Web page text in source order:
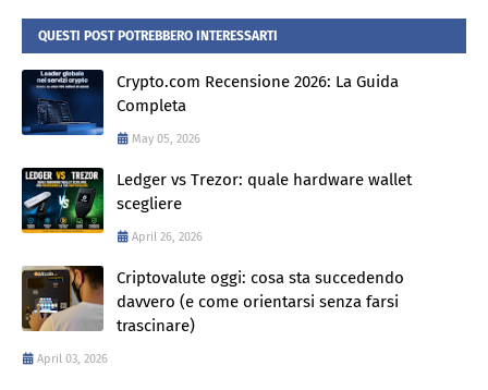
QUESTI POST POTREBBERO INTERESSARTI
Crypto.com Recensione 2026: La Guida
Completa
May 05, 2026
Ledger vs Trezor: quale hardware wallet
scegliere
April 26, 2026
Criptovalute oggi: cosa sta succedendo
davvero (e come orientarsi senza farsi
trascinare)
April 03, 2026